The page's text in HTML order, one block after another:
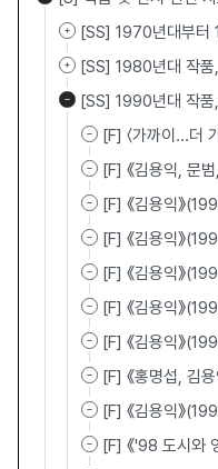
[SS] 1970년대부터
[SS] 1980년대 작품
[SS] 1990년대 작품
[F] 〈가까이…더
[F] 《김용익, 문
[F] 《김용익》
[F] 《김용익》
[F] 《김용익》
[F] 《김용익》
[F] 《김용익》
[F] 《홍명섭, 김
[F] 《김용익》
[F] 《'98 도시와